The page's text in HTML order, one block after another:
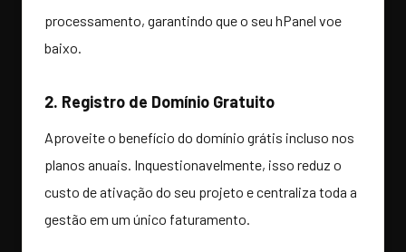
processamento, garantindo que o seu hPanel voe
baixo.
2. Registro de Domínio Gratuito
Aproveite o benefício do domínio grátis incluso nos
planos anuais. Inquestionavelmente, isso reduz o
custo de ativação do seu projeto e centraliza toda a
gestão em um único faturamento.